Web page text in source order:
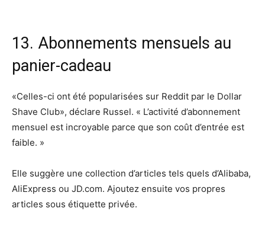
13. Abonnements mensuels au
panier-cadeau
«Celles-ci ont été popularisées sur Reddit par le Dollar
Shave Club», déclare Russel. « L’activité d’abonnement
mensuel est incroyable parce que son coût d’entrée est
faible. »
Elle suggère une collection d’articles tels quels d’Alibaba,
AliExpress ou JD.com. Ajoutez ensuite vos propres
articles sous étiquette privée.